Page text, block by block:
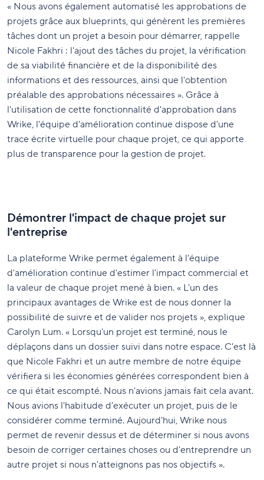
« Nous avons également automatisé les approbations de
projets grâce aux blueprints, qui génèrent les premières
tâches dont un projet a besoin pour démarrer, rappelle
Nicole Fakhri : l'ajout des tâches du projet, la vérification
de sa viabilité financière et de la disponibilité des
informations et des ressources, ainsi que l'obtention
préalable des approbations nécessaires ». Grâce à
l'utilisation de cette fonctionnalité d'approbation dans
Wrike, l'équipe d'amélioration continue dispose d'une
trace écrite virtuelle pour chaque projet, ce qui apporte
plus de transparence pour la gestion de projet.
Démontrer l'impact de chaque projet sur
l'entreprise
La plateforme Wrike permet également à l'équipe
d'amélioration continue d'estimer l'impact commercial et
la valeur de chaque projet mené à bien. « L'un des
principaux avantages de Wrike est de nous donner la
possibilité de suivre et de valider nos projets », explique
Carolyn Lum. « Lorsqu'un projet est terminé, nous le
déplaçons dans un dossier suivi dans notre espace. C'est là
que Nicole Fakhri et un autre membre de notre équipe
vérifiera si les économies générées correspondent bien à
ce qui était escompté. Nous n'avions jamais fait cela avant.
Nous avions l'habitude d'exécuter un projet, puis de le
considérer comme terminé. Aujourd'hui, Wrike nous
permet de revenir dessus et de déterminer si nous avons
besoin de corriger certaines choses ou d'entreprendre un
autre projet si nous n'atteignons pas nos objectifs ».